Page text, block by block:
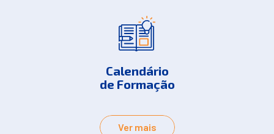
Calendário
de Formação
Ver mais